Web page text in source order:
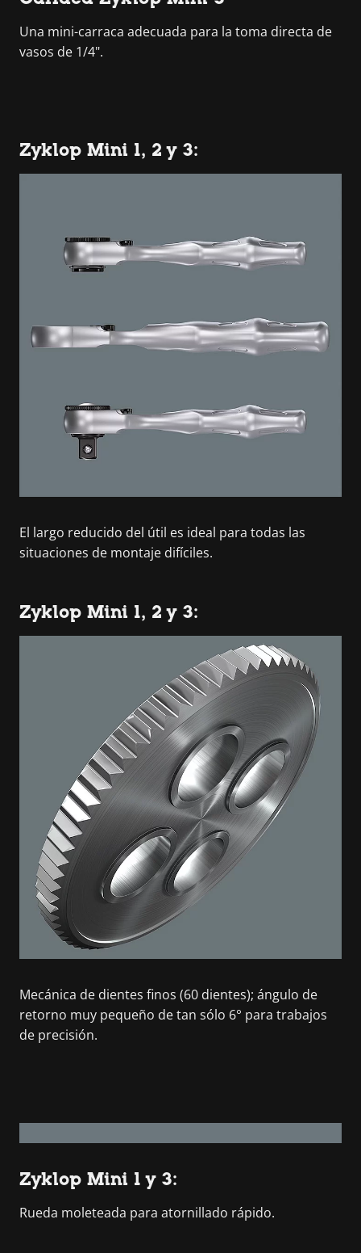
Una mini-carraca adecuada para la toma directa de
vasos de 1/4".
Zyklop Mini 1, 2 y 3:
El largo reducido del útil es ideal para todas las
situaciones de montaje difíciles.
Zyklop Mini 1, 2 y 3:
Mecánica de dientes finos (60 dientes); ángulo de
retorno muy pequeño de tan sólo 6° para trabajos
de precisión.
Zyklop Mini 1 y 3:
Rueda moleteada para atornillado rápido.